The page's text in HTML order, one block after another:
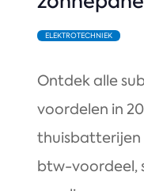
ELEKTROTECHNIEK
Ontdek alle
voordelen in
thuisbatterijen
btw-voordeel,